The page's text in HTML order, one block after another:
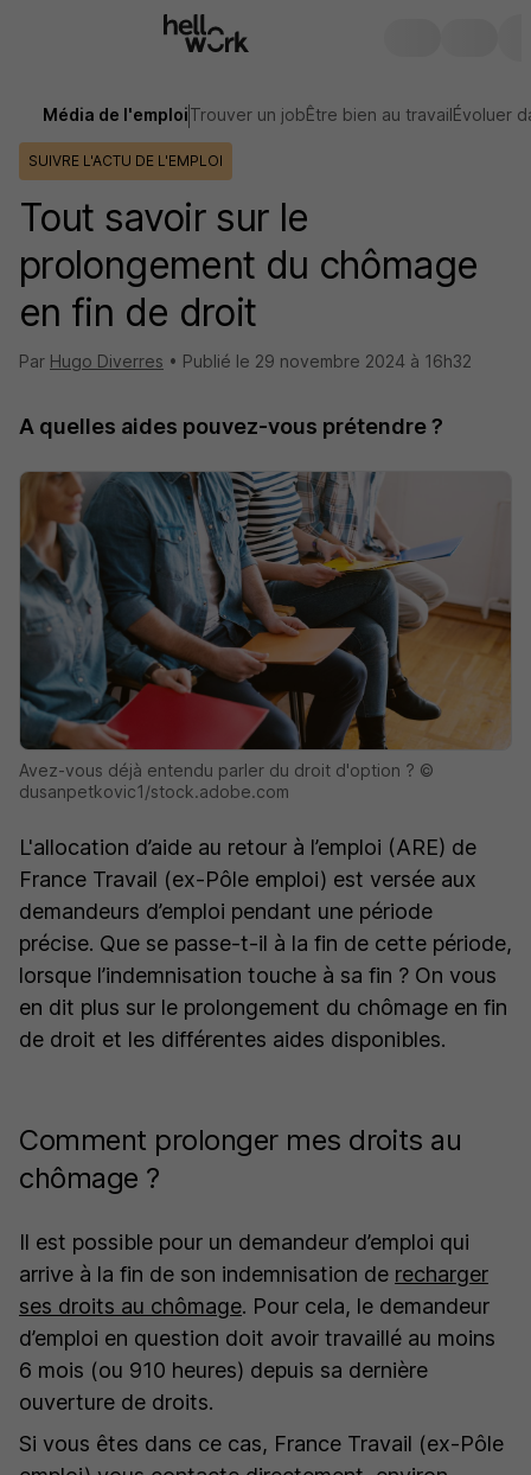
Média de l'emploiTrouver un jobÊtre bien au travailÉvoluer
SUIVRE L'ACTU DE L'EMPLOI
Tout savoir sur le
prolongement du chômage
en fin de droit
Par Hugo Diverres • Publié le 29 novembre 2024 à 16h32
A quelles aides pouvez-vous prétendre ?
Avez-vous déjà entendu parler du droit d'option ? ©
dusanpetkovic1/stock.adobe.com
L'allocation d’aide au retour à l’emploi (ARE) de
France Travail (ex-Pôle emploi) est versée aux
demandeurs d’emploi pendant une période
précise. Que se passe-t-il à la fin de cette période,
lorsque l’indemnisation touche à sa fin ? On vous
en dit plus sur le prolongement du chômage en fin
de droit et les différentes aides disponibles.
Comment prolonger mes droits au
chômage ?
Il est possible pour un demandeur d’emploi qui
arrive à la fin de son indemnisation de recharger
ses droits au chômage. Pour cela, le demandeur
d’emploi en question doit avoir travaillé au moins
6 mois (ou 910 heures) depuis sa dernière
ouverture de droits.
Si vous êtes dans ce cas, France Travail (ex-Pôle